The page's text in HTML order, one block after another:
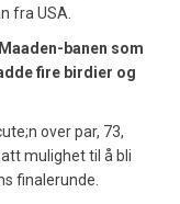
fra USA.
banen som
fire birdier og
over par, 73,
mulighet til å bli
finalerunde.